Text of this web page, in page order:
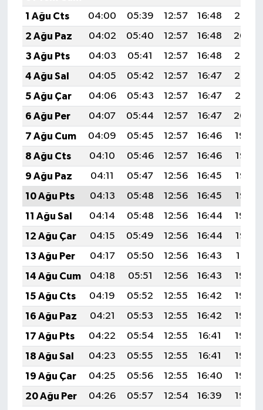
1 Ağu Cts
04:00 05:39 12:57 16:48
20:05
2 Ağu Paz
04:02 05:40 12:57 16:48
20:04
3 Ağu Pts
04:03 05:41 12:57 16:48
20:03
4 Ağu Sal
04:05 05:42 12:57 16:47
20:02
5 Ağu Çar
04:06 05:43 12:57 16:47
20:01
6 Ağu Per
04:07 05:44 12:57 16:47
20:00
7 Ağu Cum
04:09 05:45 12:57 16:46
19:59
8 Ağu Cts
04:10 05:46 12:57 16:46
19:57
9 Ağu Paz
04:11 05:47 12:56 16:45
19:56
10 Ağu Pts
04:13 05:48 12:56 16:45
19:55
11 Ağu Sal
04:14 05:48 12:56 16:44
19:54
12 Ağu Çar
04:15 05:49 12:56 16:44
19:53
13 Ağu Per
04:17 05:50 12:56 16:43
19:51
14 Ağu Cum
04:18 05:51 12:56 16:43
19:50
15 Ağu Cts
04:19 05:52 12:55 16:42
19:49
16 Ağu Paz
04:21 05:53 12:55 16:42
19:48
17 Ağu Pts
04:22 05:54 12:55 16:41
19:46
18 Ağu Sal
04:23 05:55 12:55 16:41
19:45
19 Ağu Çar
04:25 05:56 12:55 16:40
19:44
20 Ağu Per
04:26 05:57 12:54 16:39
19:42